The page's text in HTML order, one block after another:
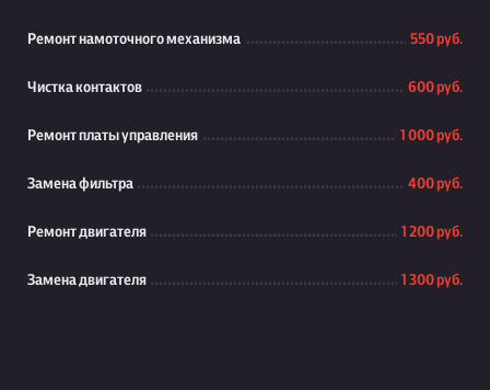
Ремонт намоточного механизма 550 руб.
Чистка контактов 600 руб.
Ремонт платы управления 1 000 руб.
Замена фильтра 400 руб.
Ремонт двигателя 1 200 руб.
Замена двигателя 1 300 руб.